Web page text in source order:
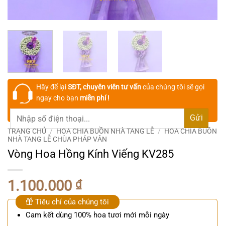
Hãy để lạiSĐT, chuyên viên tư vấncủa chúng tôi sẽ gọi
ngay cho bạn miễn phí !
TRANG CHỦ / HOA CHIA BUỒN NHÀ TANG LỄ / HOA CHIA BUỒN
NHÀ TANG LỄ CHÙA PHÁP VÂN
Vòng Hoa Hồng Kính Viếng KV285
1.100.000 ₫
Tiêu chí của chúng tôi
Cam kết dùng 100% hoa tươi mới mỗi ngày